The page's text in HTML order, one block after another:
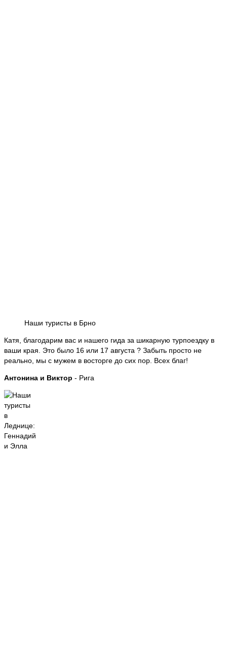
Наши туристы в Брно
Катя, благодарим вас и нашего гида за шикарную турпоездку в
ваши края. Это было 16 или 17 августа ? Забыть просто не
реально, мы с мужем в восторге до сих пор. Всех благ!
Антонина и Виктор - Рига